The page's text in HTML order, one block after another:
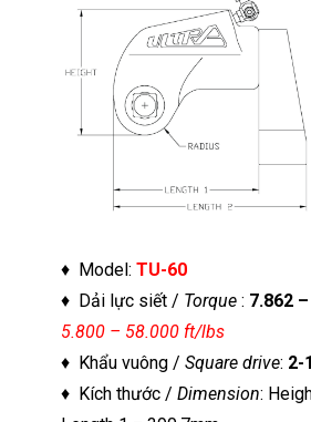
♦ Model: TU-60
♦ Dải lực siết / Torque : 7.862
5.800 – 58.000 ft/lbs
♦ Khẩu vuông / Square drive: 2-
♦ Kích thước / Dimension: